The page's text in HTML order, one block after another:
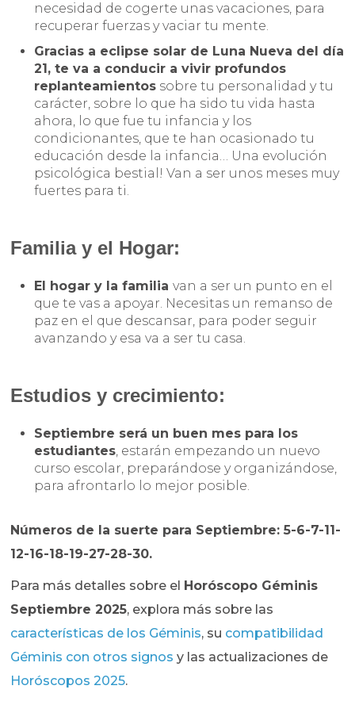
necesidad de cogerte unas vacaciones, para
recuperar fuerzas y vaciar tu mente.
Gracias a eclipse solar de Luna Nueva del día
21, te va a conducir a vivir profundos
replanteamientos sobre tu personalidad y tu
carácter, sobre lo que ha sido tu vida hasta
ahora, lo que fue tu infancia y los
condicionantes, que te han ocasionado tu
educación desde la infancia… Una evolución
psicológica bestial! Van a ser unos meses muy
fuertes para ti.
Familia y el Hogar:
El hogar y la familiavan a ser un punto en el
que te vas a apoyar. Necesitas un remanso de
paz en el que descansar, para poder seguir
avanzando y esa va a ser tu casa.
Estudios y crecimiento:
Septiembre será un buen mes para los
estudiantes, estarán empezando un nuevo
curso escolar, preparándose y organizándose,
para afrontarlo lo mejor posible.
Números de la suerte para Septiembre: 5-6-7-11-
12-16-18-19-27-28-30.
Para más detalles sobre el Horóscopo Géminis
Septiembre 2025, explora más sobre las
características de los Géminis, su compatibilidad
Géminis con otros signos y las actualizaciones de
Horóscopos 2025.